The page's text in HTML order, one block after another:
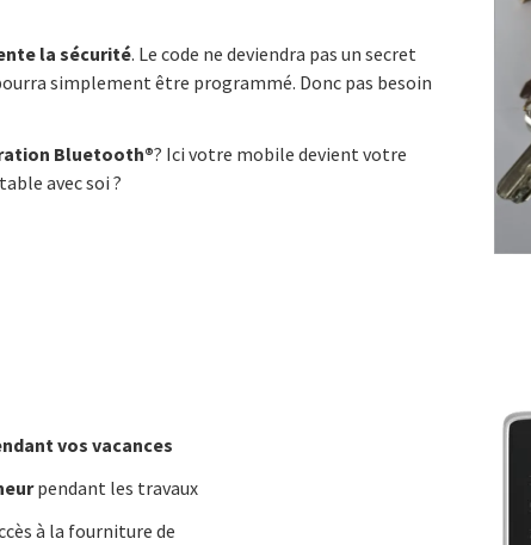
la sécurité. Le code ne deviendra pas un secret
simplement être programmé. Donc pas besoin
Bluetooth®? Ici votre mobile devient votre
avec soi ?
vos vacances
pendant les travaux
à la fourniture de